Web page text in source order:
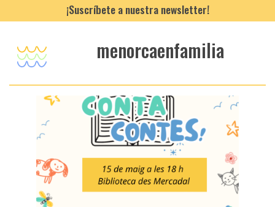
¡Suscríbete a nuestra newsletter!
menorcaenfamilia